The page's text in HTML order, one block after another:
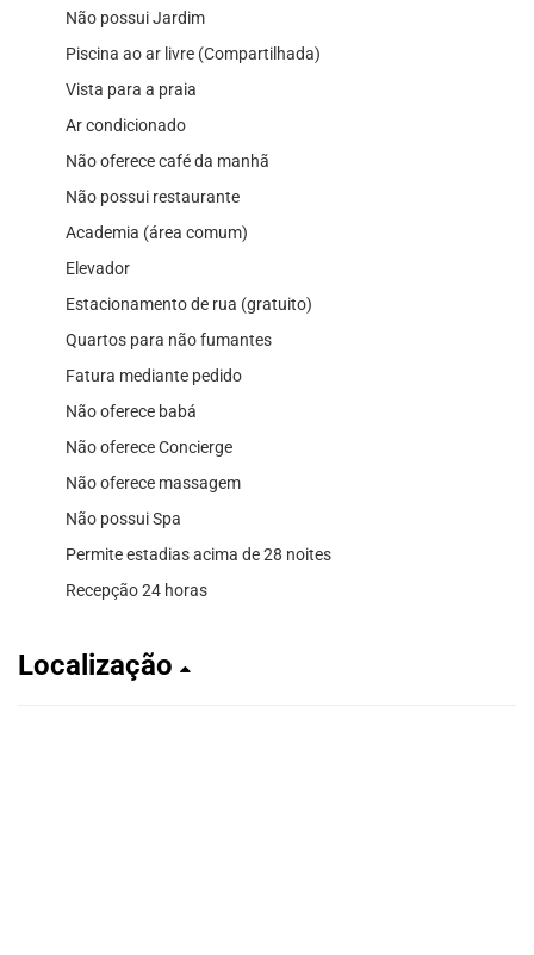
Não possui Jardim
Piscina ao ar livre (Compartilhada)
Vista para a praia
Ar condicionado
Não oferece café da manhã
Não possui restaurante
Academia (área comum)
Elevador
Estacionamento de rua (gratuito)
Quartos para não fumantes
Fatura mediante pedido
Não oferece babá
Não oferece Concierge
Não oferece massagem
Não possui Spa
Permite estadias acima de 28 noites
Recepção 24 horas
Localização